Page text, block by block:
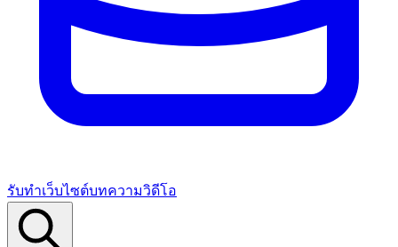
รับทำเว็บไซต์บทความวิดีโอ